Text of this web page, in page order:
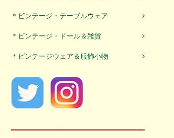
＊ビンテージ・テーブルウェア
＊ビンテージ・ドール＆雑貨
＊ビンテージウェア＆服飾小物